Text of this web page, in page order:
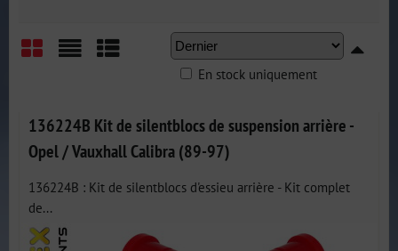
En stock uniquement
136224B Kit de silentblocs de suspension arrière -
Opel / Vauxhall Calibra (89-97)
136224B : Kit de silentblocs d'essieu arrière - Kit complet
de...